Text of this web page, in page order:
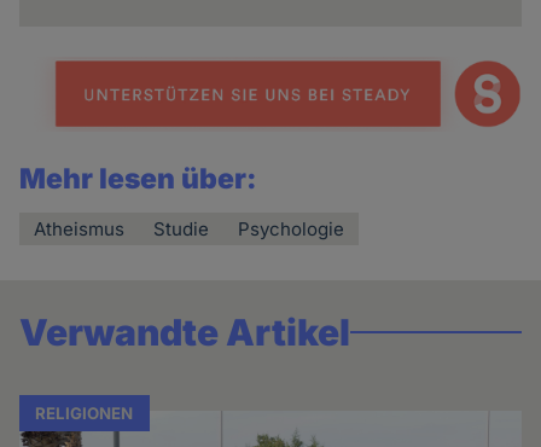
Mehr lesen über:
Atheismus Studie Psychologie
Verwandte Artikel
RELIGIONEN